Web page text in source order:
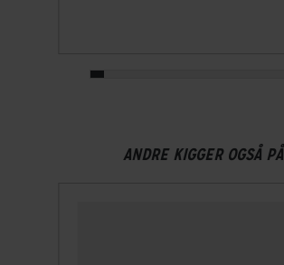
Låsningstype
ANDRE KIGGER OGSÅ PÅ